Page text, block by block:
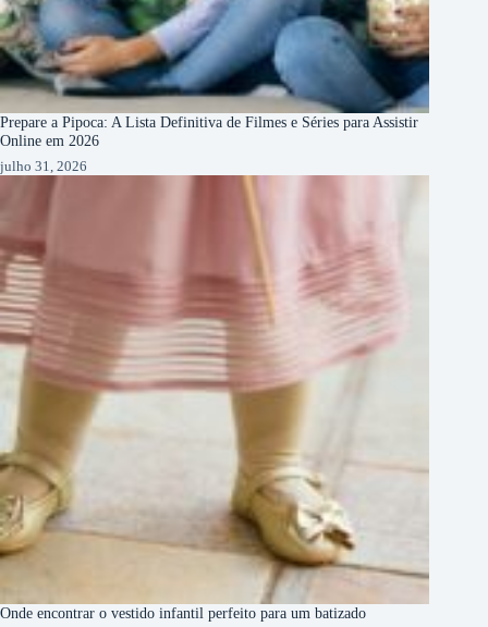
Prepare a Pipoca: A Lista Definitiva de Filmes e Séries para Assistir
Online em 2026
julho 31, 2026
Onde encontrar o vestido infantil perfeito para um batizado